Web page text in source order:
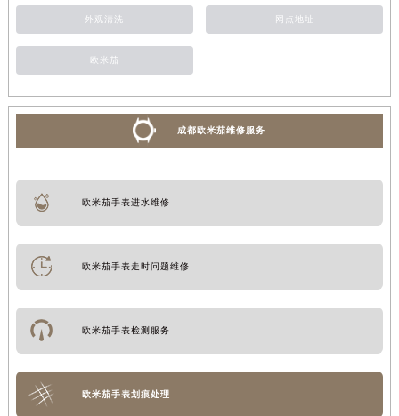
外观清洗 网点地址
欧米茄
成都欧米茄维修服务
欧米茄手表进水维修
欧米茄手表走时问题维修
欧米茄手表检测服务
欧米茄手表划痕处理